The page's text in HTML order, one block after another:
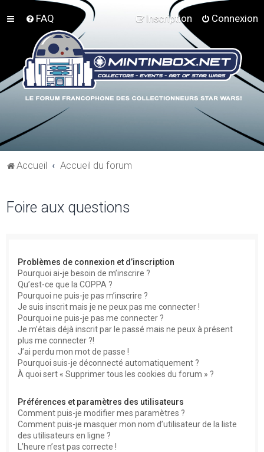
FAQ Connexion
Inscription
Accueil Accueil du forum
Foire aux questions
Problèmes de connexion et d’inscription
Pourquoi ai-je besoin de m’inscrire ?
Qu’est-ce que la COPPA ?
Pourquoi ne puis-je pas m’inscrire ?
Je suis inscrit mais je ne peux pas me connecter !
Pourquoi ne puis-je pas me connecter ?
Je m’étais déjà inscrit par le passé mais ne peux à présent
plus me connecter ?!
J’ai perdu mon mot de passe !
Pourquoi suis-je déconnecté automatiquement ?
À quoi sert « Supprimer tous les cookies du forum » ?
Préférences et paramètres des utilisateurs
Comment puis-je modifier mes paramètres ?
Comment puis-je masquer mon nom d’utilisateur de la liste
des utilisateurs en ligne ?
L’heure n’est pas correcte !